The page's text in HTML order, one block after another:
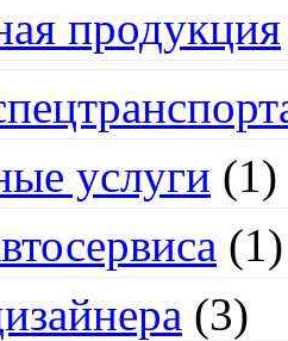
продукция
услуги (1)
(1)
(3)